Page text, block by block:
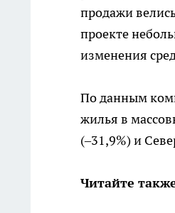
продажи
проекте
изменения
По данным
жилья в
(–31,9%) и
Читайте